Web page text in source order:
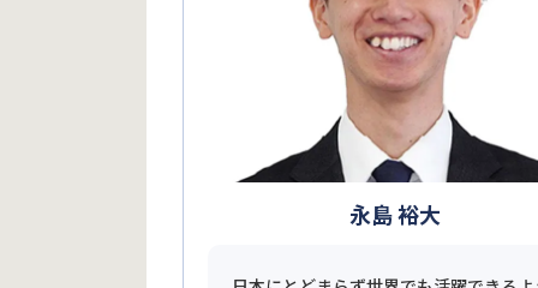
永島 裕大